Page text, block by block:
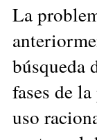
La
búsqueda
fases de
uso